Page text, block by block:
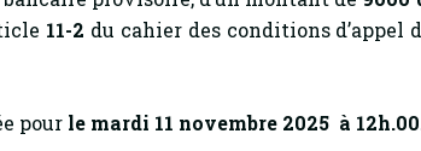
11-2 du cahier des conditions d’appel
pour le mardi 11 novembre 2025 à